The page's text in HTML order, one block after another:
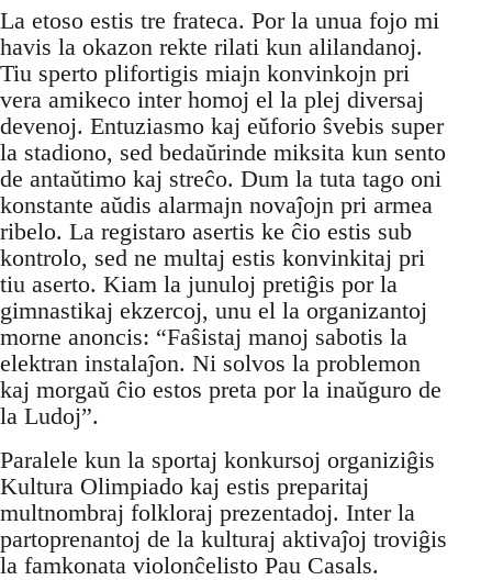
La etoso estis tre frateca. Por la unua fojo mi
havis la okazon rekte rilati kun alilandanoj.
Tiu sperto plifortigis miajn konvinkojn pri
vera amikeco inter homoj el la plej diversaj
devenoj. Entuziasmo kaj eŭforio ŝvebis super
la stadiono, sed bedaŭrinde miksita kun sento
de antaŭtimo kaj streĉo. Dum la tuta tago oni
konstante aŭdis alarmajn novaĵojn pri armea
ribelo. La registaro asertis ke ĉio estis sub
kontrolo, sed ne multaj estis konvinkitaj pri
tiu aserto. Kiam la junuloj pretiĝis por la
gimnastikaj ekzercoj, unu el la organizantoj
morne anoncis: “Faŝistaj manoj sabotis la
elektran instalaĵon. Ni solvos la problemon
kaj morgaŭ ĉio estos preta por la inaŭguro de
la Ludoj”.
Paralele kun la sportaj konkursoj organiziĝis
Kultura Olimpiado kaj estis preparitaj
multnombraj folkloraj prezentadoj. Inter la
partoprenantoj de la kulturaj aktivaĵoj troviĝis
la famkonata violonĉelisto Pau Casals.